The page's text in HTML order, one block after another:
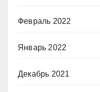
Февраль 2022
Январь 2022
Декабрь 2021